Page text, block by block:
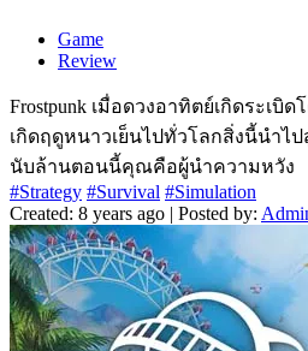
Game
Review
Frostpunk เมื่อดวงอาทิตย์เกิดระเบิ
เกิดฤดูหนาวเย็นไปทั่วโลกสิ่งนี้นำไ
นับล้านตอนนี้คุณคือผู้นำความหวัง
#Strategy #Survival #Simulation
Created: 8 years ago | Posted by: